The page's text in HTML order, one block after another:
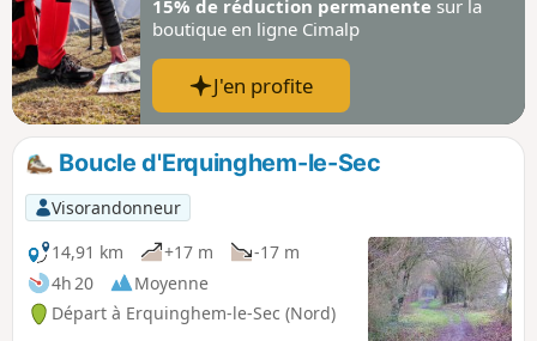
15% de réduction permanente sur la
boutique en ligne Cimalp
J'en profite
Boucle d'Erquinghem-le-Sec
Visorandonneur
14,91 km
+17 m
-17 m
4h 20
Moyenne
Départ à Erquinghem-le-Sec (Nord)